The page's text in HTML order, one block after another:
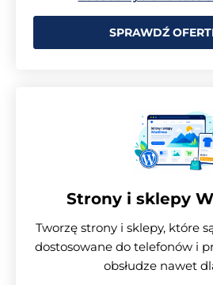
SPRAWDŹ
Strony i sklepy
Tworzę strony i sklepy, które
dostosowane do telefonów i
obsłudze nawet